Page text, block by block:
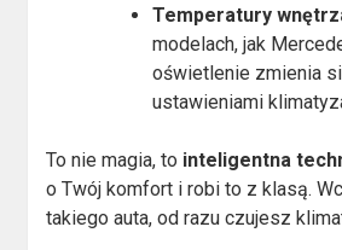
Temperatury
modelach, jak
oświetlenie zmienia
ustawieniami
To nie magia, to inteligentna
o Twój komfort i robi to z klasą.
takiego auta, od razu czujesz